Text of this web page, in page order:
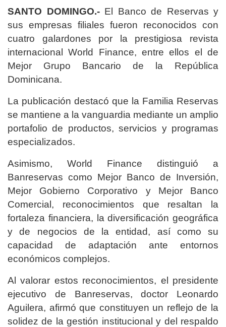
SANTO DOMINGO.-El Banco de Reservas y
sus empresas filiales fueron reconocidos con
cuatro galardones por la prestigiosa revista
internacional World Finance, entre ellos el de
Mejor Grupo Bancario de la República
Dominicana.
La publicación destacó que la Familia Reservas
se mantiene a la vanguardia mediante un amplio
portafolio de productos, servicios y programas
especializados.
Asimismo, World Finance distinguió a
Banreservas como Mejor Banco de Inversión,
Mejor Gobierno Corporativo y Mejor Banco
Comercial, reconocimientos que resaltan la
fortaleza financiera, la diversificación geográfica
y de negocios de la entidad, así como su
capacidad de adaptación ante entornos
económicos complejos.
Al valorar estos reconocimientos, el presidente
ejecutivo de Banreservas, doctor Leonardo
Aguilera, afirmó que constituyen un reflejo de la
solidez de la gestión institucional y del respaldo